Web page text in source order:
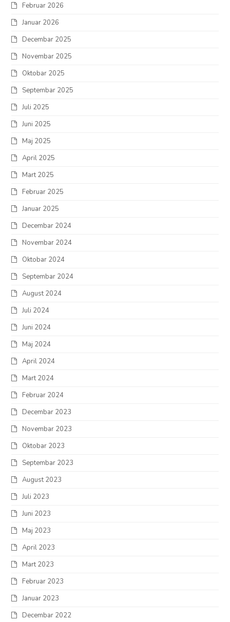
Februar 2026
Januar 2026
Decembar 2025
Novembar 2025
Oktobar 2025
Septembar 2025
Juli 2025
Juni 2025
Maj 2025
April 2025
Mart 2025
Februar 2025
Januar 2025
Decembar 2024
Novembar 2024
Oktobar 2024
Septembar 2024
August 2024
Juli 2024
Juni 2024
Maj 2024
April 2024
Mart 2024
Februar 2024
Decembar 2023
Novembar 2023
Oktobar 2023
Septembar 2023
August 2023
Juli 2023
Juni 2023
Maj 2023
April 2023
Mart 2023
Februar 2023
Januar 2023
Decembar 2022